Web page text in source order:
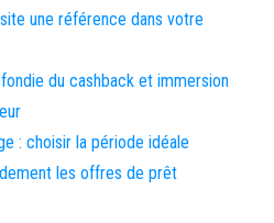
une référence dans votre
du cashback et immersion
: choisir la période idéale
les offres de prêt